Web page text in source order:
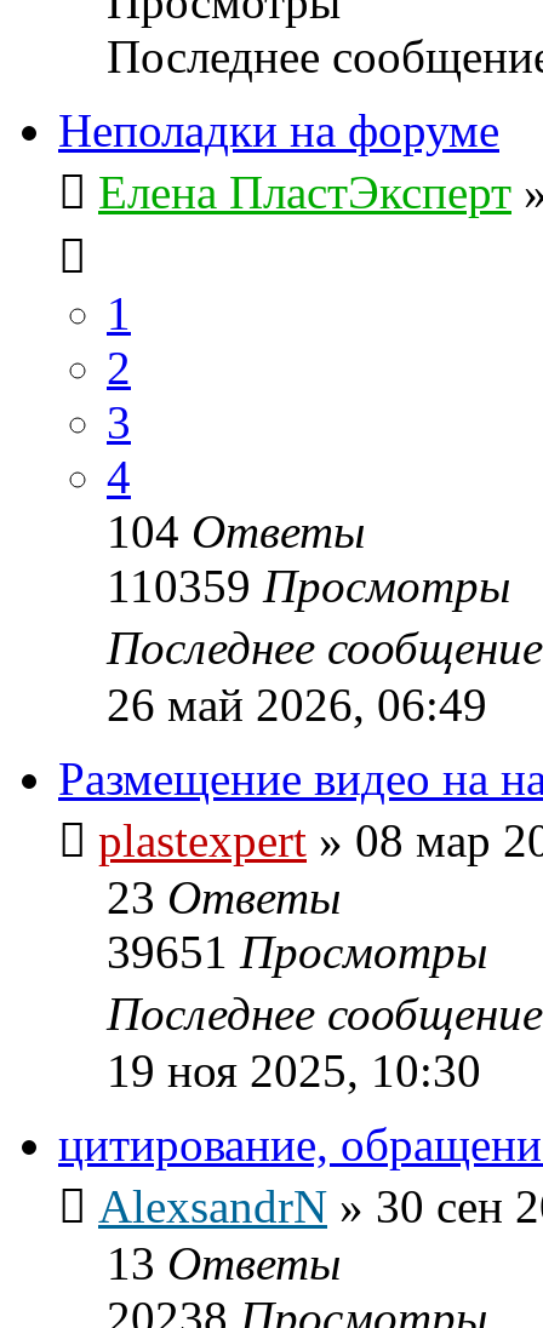
Последнее
Неполадки на форуме
Елена ПластЭксперт
1
2
3
4
104 Ответы
110359 Просмотры
Последнее
26 май 2026, 06:49
Размещение видео на
plastexpert » 08 мар
23 Ответы
39651 Просмотры
Последнее
19 ноя 2025, 10:30
цитирование,
AlexsandrN » 30 сен
13 Ответы
20238 Просмотры